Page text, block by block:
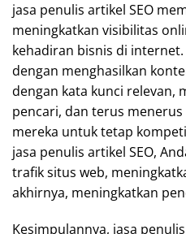
jasa penulis artikel SEO
meningkatkan visibilitas
kehadiran bisnis di
dengan menghasilkan
dengan kata kunci relevan,
pencari, dan terus
mereka untuk tetap
jasa penulis artikel SEO,
trafik situs web,
akhirnya, meningkatkan
Kesimpulannya, jasa